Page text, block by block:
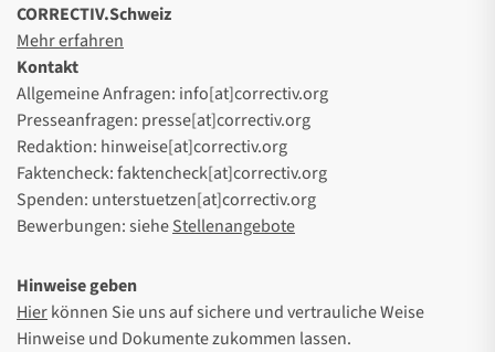
CORRECTIV.Schweiz
Mehr erfahren
Kontakt
Allgemeine Anfragen: info[at]correctiv.org
Presseanfragen: presse[at]correctiv.org
Redaktion: hinweise[at]correctiv.org
Faktencheck: faktencheck[at]correctiv.org
Spenden: unterstuetzen[at]correctiv.org
Bewerbungen: sieheStellenangebote
Hinweise geben
Hierkönnen Sie uns auf sichere und vertrauliche Weise
Hinweise und Dokumente zukommen lassen.